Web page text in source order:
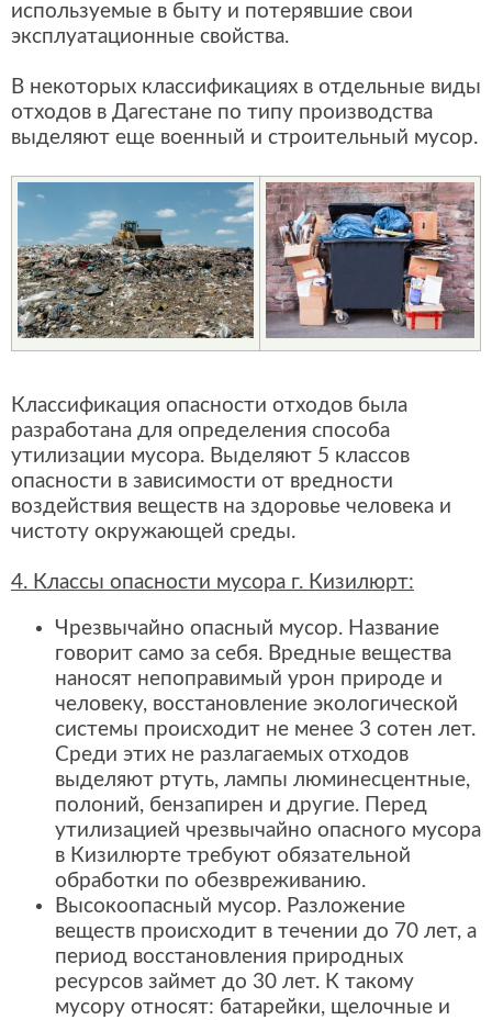
используемые в быту и потерявшие свои
эксплуатационные свойства.
В некоторых классификациях в отдельные виды
отходов в Дагестане по типу производства
выделяют еще военный и строительный мусор.
Классификация опасности отходов была
разработана для определения способа
утилизации мусора. Выделяют 5 классов
опасности в зависимости от вредности
воздействия веществ на здоровье человека и
чистоту окружающей среды.
4. Классы опасности мусора г. Кизилюрт:
Чрезвычайно опасный мусор. Название
говорит само за себя. Вредные вещества
наносят непоправимый урон природе и
человеку, восстановление экологической
системы происходит не менее 3 сотен лет.
Среди этих не разлагаемых отходов
выделяют ртуть, лампы люминесцентные,
полоний, бензапирен и другие. Перед
утилизацией чрезвычайно опасного мусора
в Кизилюрте требуют обязательной
обработки по обезвреживанию.
Высокоопасный мусор. Разложение
веществ происходит в течении до 70 лет, а
период восстановления природных
ресурсов займет до 30 лет. К такому
мусору относят: батарейки, щелочные и